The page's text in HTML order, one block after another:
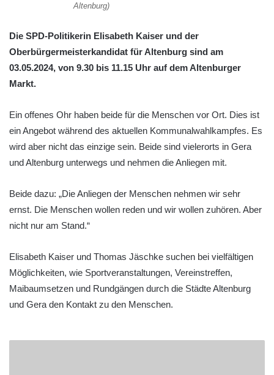
Altenburg)
Die SPD-Politikerin Elisabeth Kaiser und der
Oberbürgermeisterkandidat für Altenburg sind am
03.05.2024, von 9.30 bis 11.15 Uhr auf dem Altenburger
Markt.
Ein offenes Ohr haben beide für die Menschen vor Ort. Dies ist
ein Angebot während des aktuellen Kommunalwahlkampfes. Es
wird aber nicht das einzige sein. Beide sind vielerorts in Gera
und Altenburg unterwegs und nehmen die Anliegen mit.
Beide dazu: „Die Anliegen der Menschen nehmen wir sehr
ernst. Die Menschen wollen reden und wir wollen zuhören. Aber
nicht nur am Stand.“
Elisabeth Kaiser und Thomas Jäschke suchen bei vielfältigen
Möglichkeiten, wie Sportveranstaltungen, Vereinstreffen,
Maibaumsetzen und Rundgängen durch die Städte Altenburg
und Gera den Kontakt zu den Menschen.